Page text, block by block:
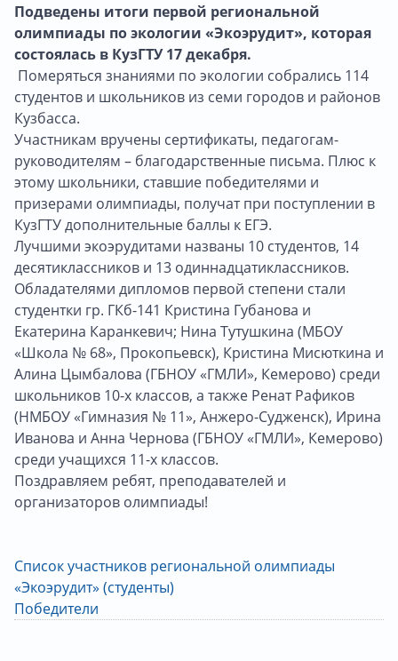
Подведены итоги первой региональной
олимпиады по экологии «Экоэрудит», которая
состоялась в КузГТУ 17 декабря.
Померяться знаниями по экологии собрались 114
студентов и школьников из семи городов и районов
Кузбасса.
Участникам вручены сертификаты, педагогам-
руководителям – благодарственные письма. Плюс к
этому школьники, ставшие победителями и
призерами олимпиады, получат при поступлении в
КузГТУ дополнительные баллы к ЕГЭ.
Лучшими экоэрудитами названы 10 студентов, 14
десятиклассников и 13 одиннадцатиклассников.
Обладателями дипломов первой степени стали
студентки гр. ГКб-141 Кристина Губанова и
Екатерина Каранкевич; Нина Тутушкина (МБОУ
«Школа № 68», Прокопьевск), Кристина Мисюткина и
Алина Цымбалова (ГБНОУ «ГМЛИ», Кемерово) среди
школьников 10-х классов, а также Ренат Рафиков
(НМБОУ «Гимназия № 11», Анжеро-Судженск), Ирина
Иванова и Анна Чернова (ГБНОУ «ГМЛИ», Кемерово)
среди учащихся 11-х классов.
Поздравляем ребят, преподавателей и
организаторов олимпиады!
Список участников региональной олимпиады
«Экоэрудит» (студенты)
Победители